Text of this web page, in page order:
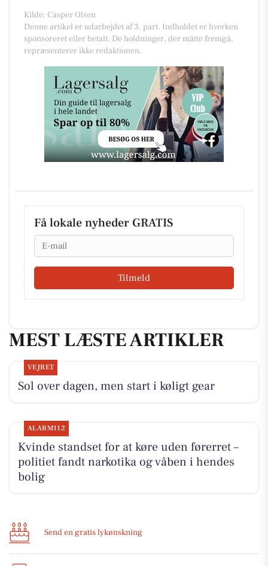
Kilde: Casper Olsen
Denne artikel er udarbejdet af 3. part. Indholdet er hverken
sponsoreret eller betalt. De holdninger, der måtte fremgå,
repræsenterer ikke redaktionen.
Få lokale nyheder GRATIS
Email
Tilmeld
MEST LÆSTE ARTIKLER
VEJRET
Sol over dagen, men start i køligt gear
ALARM112
Kvinde standset for at køre uden førerret –
politiet fandt narkotika og våben i hendes
bolig
Send en gratis lykønskning